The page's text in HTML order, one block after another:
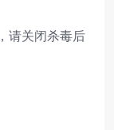
请关闭杀毒后